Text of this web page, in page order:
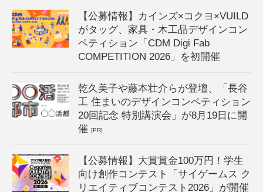
【公募情報】カインズ×コクヨ×VUILD
がタッグ、家具・木工品デザインコン
ペティション「CDM Digi Fab
COMPETITION 2026」を初開催
乾久美子や藤本壮介らが登壇、「長谷
工 住まいのデザインコンペティション
20回記念 特別講演会」が8月19日に開
催[PR]
【公募情報】大賞賞金100万円！学生
向け創作コンテスト「サイゲームス ク
リエイティブコンテスト2026」が開催